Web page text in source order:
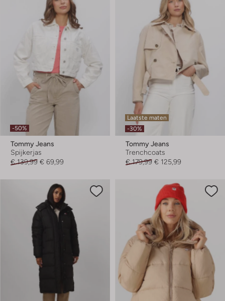
-50%
Tommy Jeans
Spijkerjas
€ 139,99 € 69,99
Laatste maten
-30%
Tommy Jeans
Trenchcoats
€ 179,99 € 125,99